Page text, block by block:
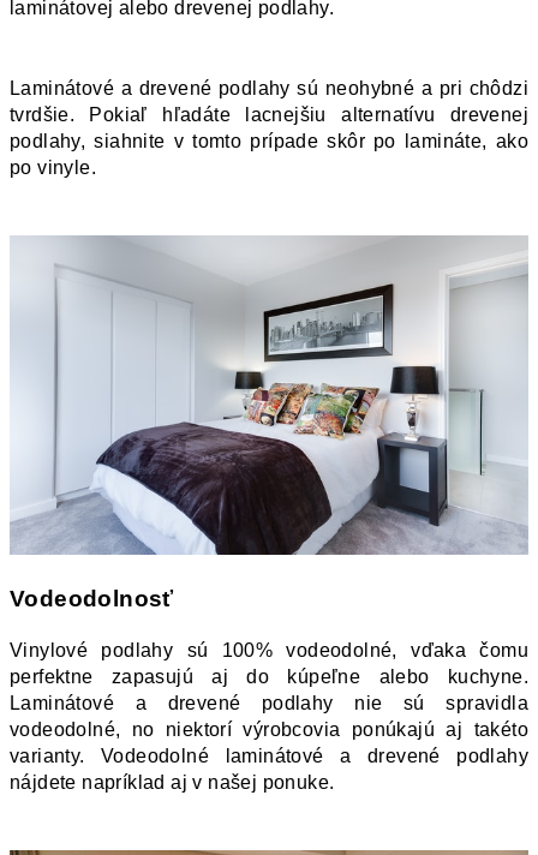
laminátovej alebo drevenej podlahy.
Laminátové a drevené podlahy sú neohybné a pri chôdzi
tvrdšie. Pokiaľ hľadáte lacnejšiu alternatívu drevenej
podlahy, siahnite v tomto prípade skôr po lamináte, ako
po vinyle.
Vodeodolnosť
Vinylové podlahy sú 100% vodeodolné, vďaka čomu
perfektne zapasujú aj do kúpeľne alebo kuchyne.
Laminátové a drevené podlahy nie sú spravidla
vodeodolné, no niektorí výrobcovia ponúkajú aj takéto
varianty. Vodeodolné laminátové a drevené podlahy
nájdete napríklad aj v našej ponuke.